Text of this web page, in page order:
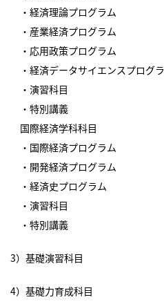
・経済理論プログラム
・産業経済プログラム
・応用政策プログラム
・経済データサイエンスプログ
・演習科目
・特別講義
国際経済学科科目
・国際経済プログラム
・開発経済プログラム
・経済史プログラム
・演習科目
・特別講義
3）基礎演習科目
4）基礎力育成科目